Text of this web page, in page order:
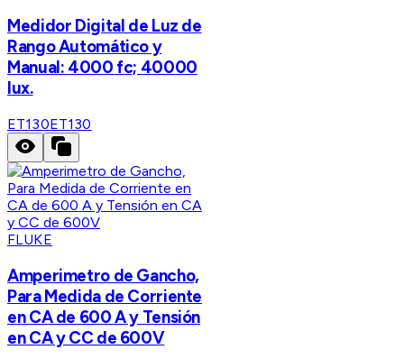
Medidor Digital de Luz de
Rango Automático y
Manual: 4000 fc; 40000
lux.
ET130ET130
FLUKE
Amperimetro de Gancho,
Para Medida de Corriente
en CA de 600 A y Tensión
en CA y CC de 600V